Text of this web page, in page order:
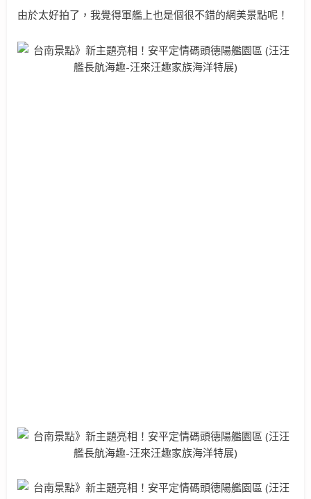
由於太好拍了，我覺得軍艦上也是個很不錯的網美景點呢！